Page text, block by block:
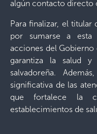
algún contacto directo
Para finalizar, el titular
por sumarse a esta
acciones del Gobierno
garantiza la salud
salvadoreña.
significativa de las
que fortalece la
establecimientos de